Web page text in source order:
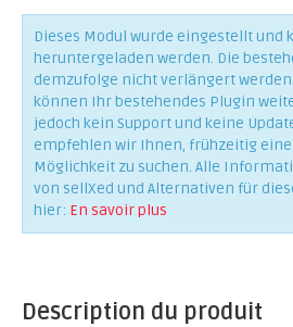
Dieses Modul wurde eingestellt und
heruntergeladen werden. Die
demzufolge nicht verlängert
können Ihr bestehendes Plugin
jedoch kein Support und keine
empfehlen wir Ihnen, frühzeitig
Möglichkeit zu suchen. Alle
von sellXed und Alternativen für
hier: En savoir plus
Description du produit